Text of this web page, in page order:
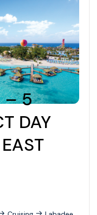
– 5
DAY